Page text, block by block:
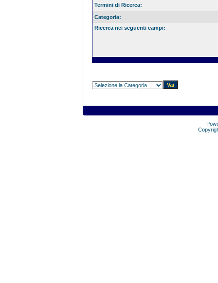
Termini di Ricerca:
Categoria:
Ricerca nei seguenti campi: